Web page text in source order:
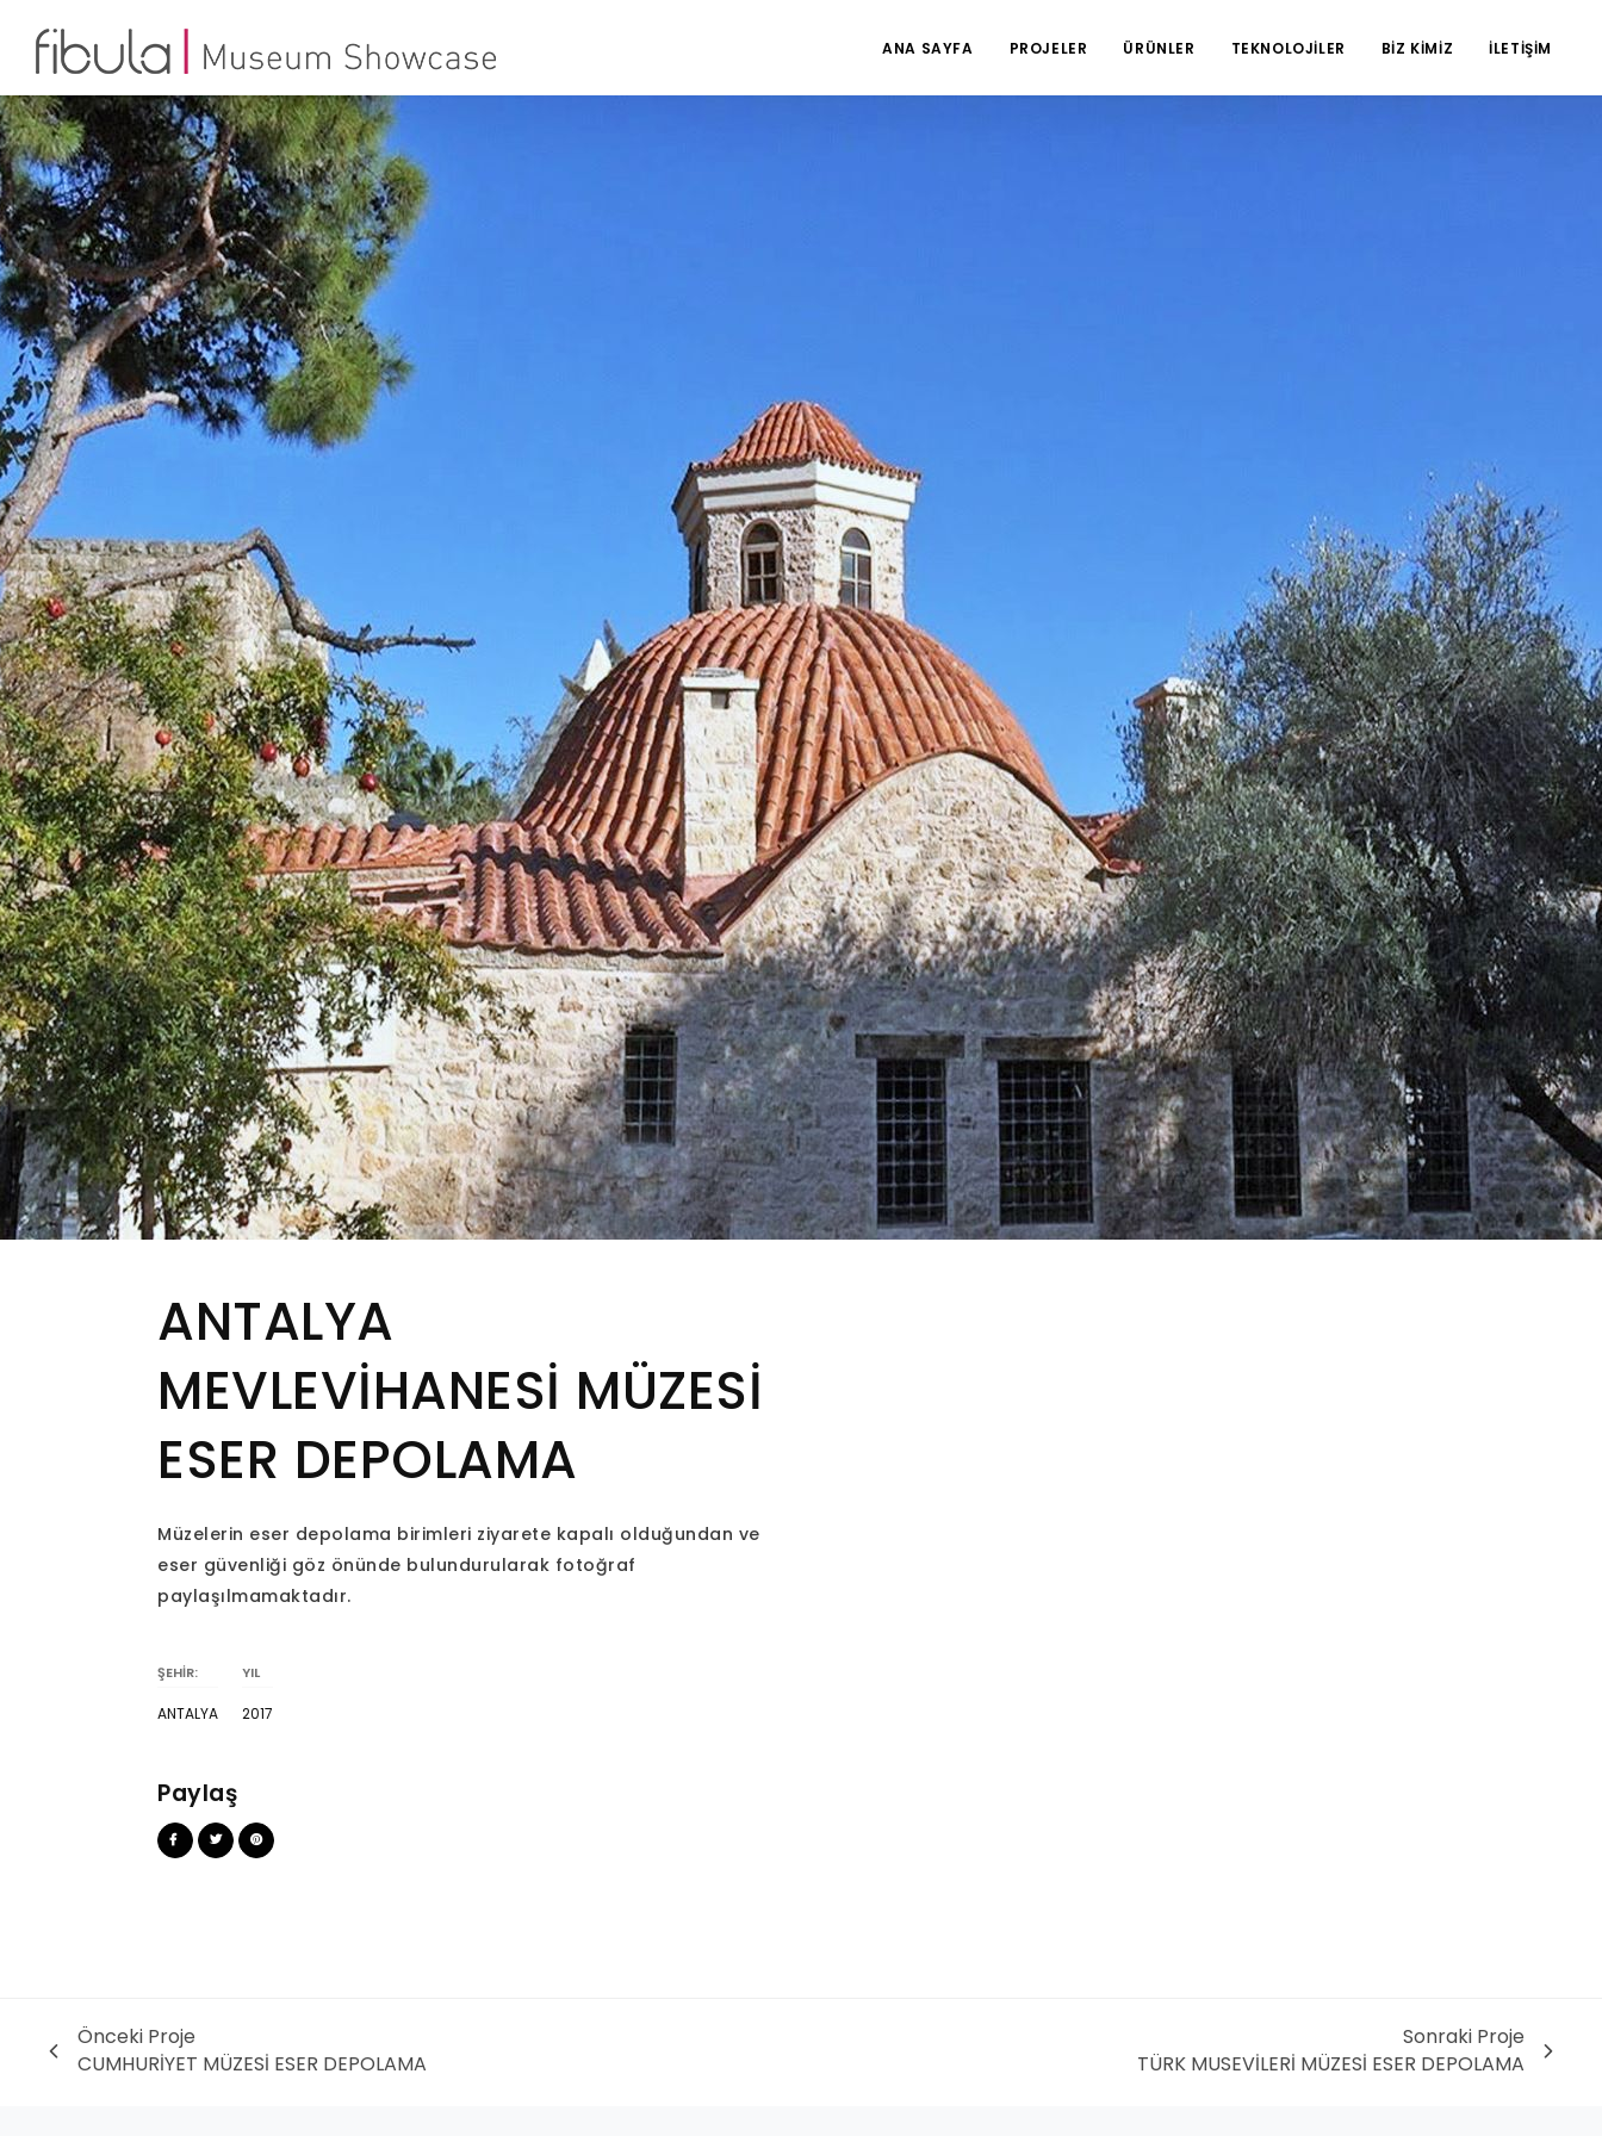
ANA SAYFA PROJELER ÜRÜNLER TEKNOLOJİLER BİZ KİMİZ İLETİŞİM
ANTALYA
MEVLEVİHANESİ MÜZESİ
ESER DEPOLAMA
Müzelerin eser depolama birimleri ziyarete kapalı olduğundan ve
eser güvenliği göz önünde bulundurularak fotoğraf
paylaşılmamaktadır.
ŞEHİR:
ANTALYA
YIL
2017
Paylaş
Önceki Proje
CUMHURİYET MÜZESİ ESER DEPOLAMA
Sonraki Proje
TÜRK MUSEVİLERİ MÜZESİ ESER DEPOLAMA